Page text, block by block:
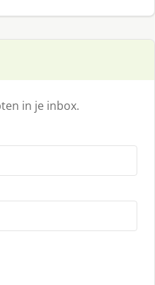
in je inbox.